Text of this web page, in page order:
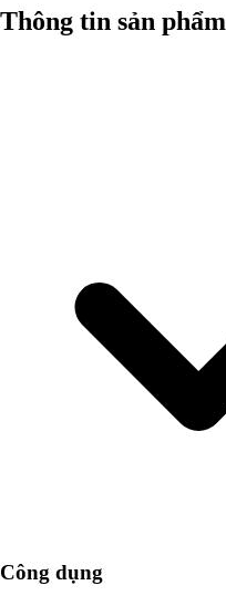
Thông tin sản phẩm
Công dụng